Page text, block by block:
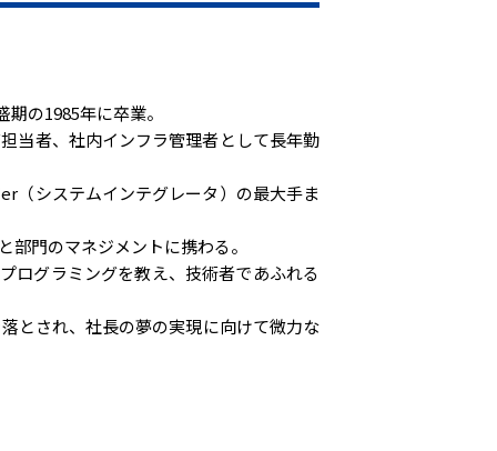
の1985年に卒業。
当者、社内インフラ管理者として長年勤
（システムインテグレータ）の最大手ま
門のマネジメントに携わる。
ログラミングを教え、技術者であふれる
とされ、社長の夢の実現に向けて微力な